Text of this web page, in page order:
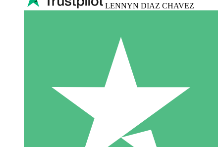
LENNYN DIAZ CHAVEZ